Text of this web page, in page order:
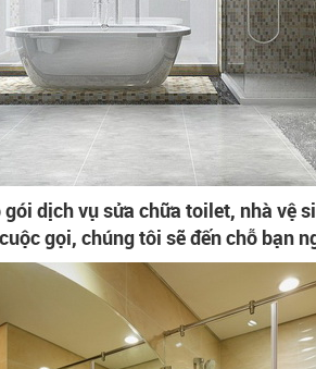
dịch vụ sửa chữa toilet, nhà vệ
gọi, chúng tôi sẽ đến chỗ bạn